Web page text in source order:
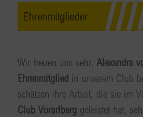
Ehrenmitglieder
Wir freuen uns sehr, Alexandra
Ehrenmitglied in unserem Club
schätzen ihre Arbeit, die sie im
Club Vorarlberg geleistet hat,